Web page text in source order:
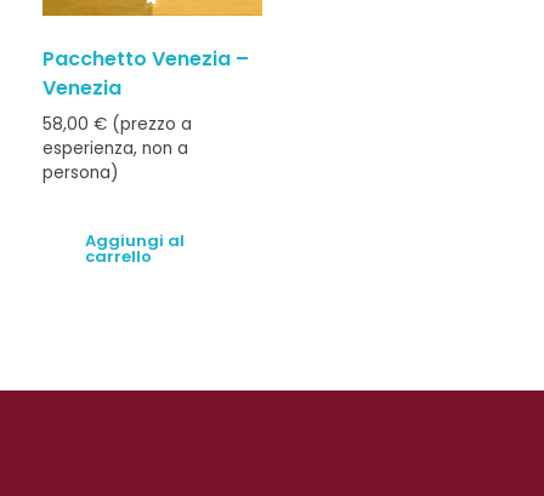
Pacchetto Venezia –
Venezia
58,00 € (prezzo a
esperienza, non a
persona)
Aggiungi al
carrello